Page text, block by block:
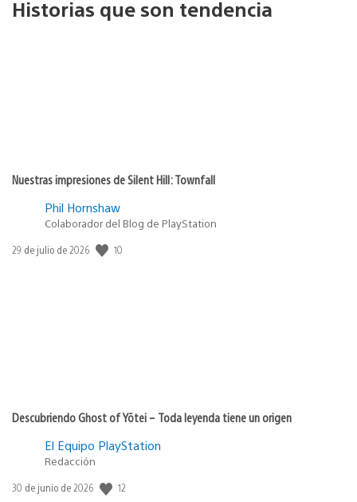
Historias que son tendencia
Nuestras impresiones de Silent Hill: Townfall
Phil Hornshaw
Colaborador del Blog de PlayStation
Fecha
29 de julio de 2026 10
Descubriendo Ghost of Yōtei – Toda leyenda tiene un origen
El Equipo PlayStation
Redacción
Fecha
30 de junio de 2026 12